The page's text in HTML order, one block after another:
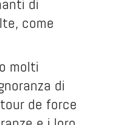
di
come
molti
di
de force